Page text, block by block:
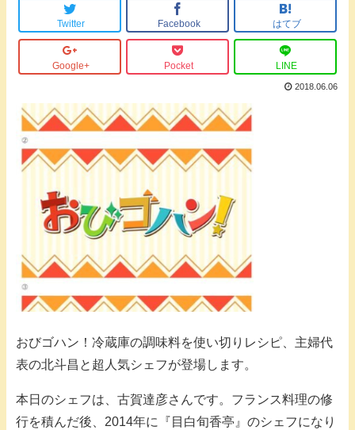
Twitter Facebook はてブ
Google+ Pocket LINE
2018.06.06
おびゴハン！冷蔵庫の調味料を使い切りレシピ、主婦代
表の北斗昌と超人気シェフが登場します。
本日のシェフは、古賀達彦さんです。フランス料理の修
行を積んだ後、2014年に『目白旬香亭』のシェフになり